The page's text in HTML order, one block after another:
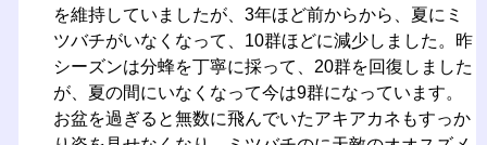
を維持していましたが、3年ほど前からから、夏にミ
ツバチがいなくなって、10群ほどに減少しました。昨
シーズンは分蜂を丁寧に採って、20群を回復しました
が、夏の間にいなくなって今は9群になっています。
お盆を過ぎると無数に飛んでいたアキアカネもすっか